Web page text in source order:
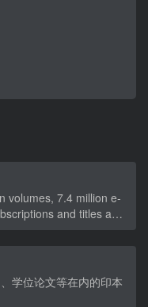
volumes, 7.4 million e-
and titles and
学位论文等在内的印本